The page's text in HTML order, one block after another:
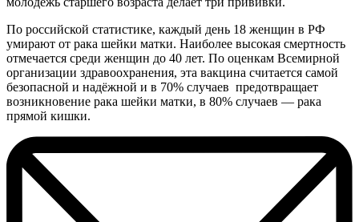
По российской статистике, каждый день 18 женщин в РФ
умирают от рака шейки матки. Наиболее высокая смертность
отмечается среди женщин до 40 лет. По оценкам Всемирной
организации здравоохранения, эта вакцина считается самой
безопасной и надёжной и в 70% случаев предотвращает
возникновение рака шейки матки, в 80% случаев — рака
прямой кишки.